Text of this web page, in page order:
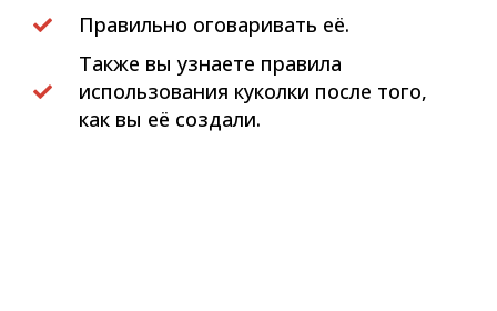
Правильно оговаривать её.
Также вы узнаете правила
использования куколки после того,
как вы её создали.